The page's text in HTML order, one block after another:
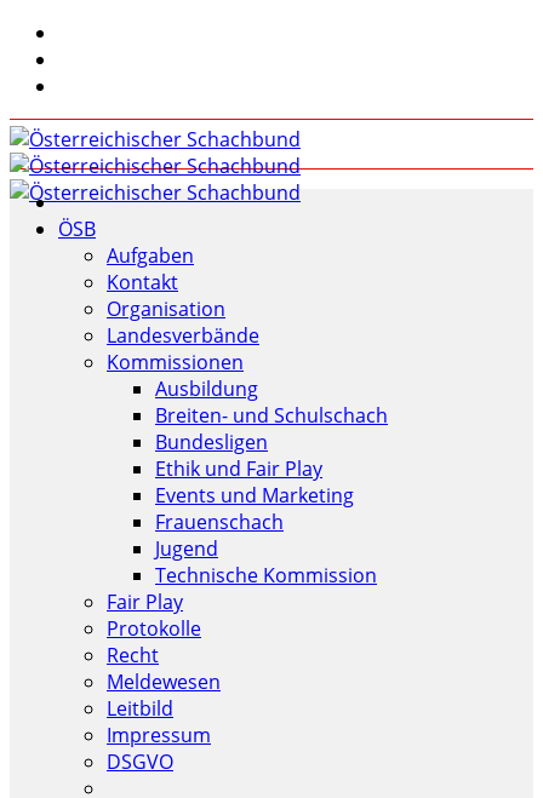
ÖSB
Aufgaben
Kontakt
Organisation
Landesverbände
Kommissionen
Ausbildung
Breiten- und Schulschach
Bundesligen
Ethik und Fair Play
Events und Marketing
Frauenschach
Jugend
Technische Kommission
Fair Play
Protokolle
Recht
Meldewesen
Leitbild
Impressum
DSGVO